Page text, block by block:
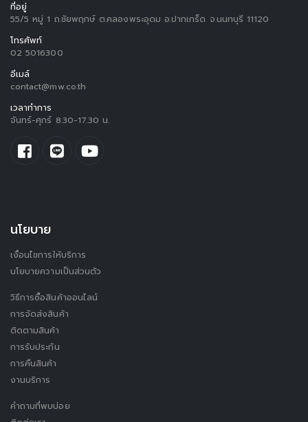
ที่อยู่
55/5 หมู่ 1 ถ.ชัยพฤกษ์ ต.คลองพระอุดม อ.ปากเกร็ด จ.นนทบุรี 11120
โทรศัพท์
02 5016300
อีเมล์
contact@mw.co.th
เวลาทำการ
จันทร์-ศุกร์ 8.30-17.30 น.
นโยบาย
เงื่อนไขการให้บริการ
นโยบายความเป็นส่วนตัว
วิธีการซื้อสินค้าออนไลน์
การจัดส่งสินค้า
ติดตามสินค้า
การรับประกัน
การคืนสินค้า
งานบริการ
คำถามที่พบบ่อย